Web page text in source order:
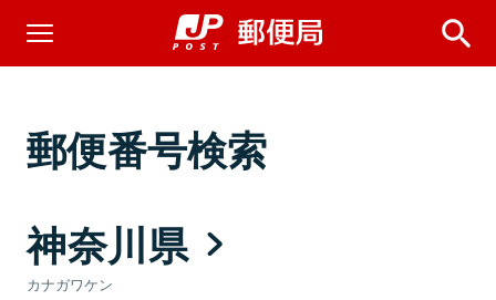
郵便番号検索
神奈川県
カナガワケン